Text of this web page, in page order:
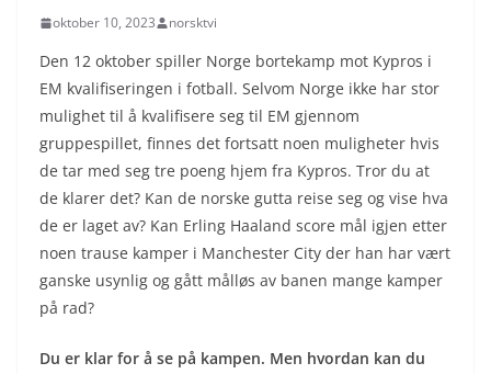
oktober 10, 2023 norsktvi
Den 12 oktober spiller Norge bortekamp mot Kypros i
EM kvalifiseringen i fotball. Selvom Norge ikke har stor
mulighet til å kvalifisere seg til EM gjennom
gruppespillet, finnes det fortsatt noen muligheter hvis
de tar med seg tre poeng hjem fra Kypros. Tror du at
de klarer det? Kan de norske gutta reise seg og vise hva
de er laget av? Kan Erling Haaland score mål igjen etter
noen trause kamper i Manchester City der han har vært
ganske usynlig og gått målløs av banen mange kamper
på rad?
Du er klar for å se på kampen. Men hvordan kan du